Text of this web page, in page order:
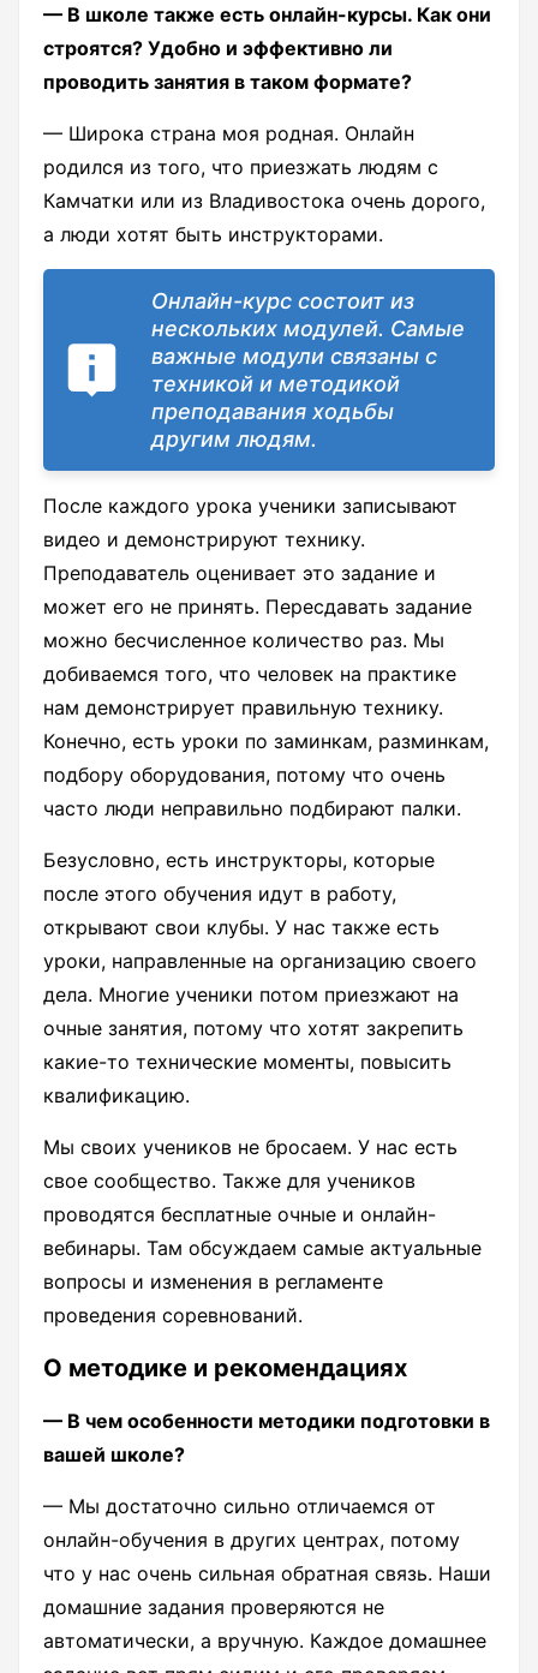
— В школе также есть онлайн-курсы. Как они
строятся? Удобно и эффективно ли
проводить занятия в таком формате?
— Широка страна моя родная. Онлайн
родился из того, что приезжать людям с
Камчатки или из Владивостока очень дорого,
а люди хотят быть инструкторами.
Онлайн-курс состоит из
нескольких модулей. Самые
важные модули связаны с
техникой и методикой
преподавания ходьбы
другим людям.
После каждого урока ученики записывают
видео и демонстрируют технику.
Преподаватель оценивает это задание и
может его не принять. Пересдавать задание
можно бесчисленное количество раз. Мы
добиваемся того, что человек на практике
нам демонстрирует правильную технику.
Конечно, есть уроки по заминкам, разминкам,
подбору оборудования, потому что очень
часто люди неправильно подбирают палки.
Безусловно, есть инструкторы, которые
после этого обучения идут в работу,
открывают свои клубы. У нас также есть
уроки, направленные на организацию своего
дела. Многие ученики потом приезжают на
очные занятия, потому что хотят закрепить
какие-то технические моменты, повысить
квалификацию.
Мы своих учеников не бросаем. У нас есть
свое сообщество. Также для учеников
проводятся бесплатные очные и онлайн-
вебинары. Там обсуждаем самые актуальные
вопросы и изменения в регламенте
проведения соревнований.
О методике и рекомендациях
— В чем особенности методики подготовки в
вашей школе?
— Мы достаточно сильно отличаемся от
онлайн-обучения в других центрах, потому
что у нас очень сильная обратная связь. Наши
домашние задания проверяются не
автоматически, а вручную. Каждое домашнее